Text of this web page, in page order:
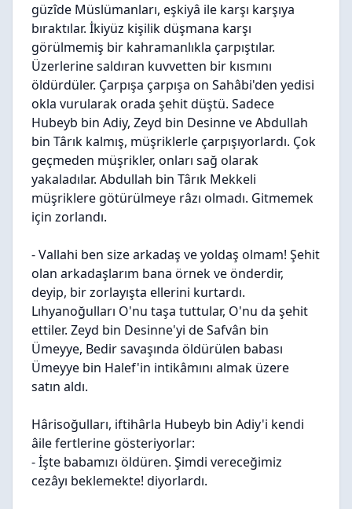
güzîde Müslümanları, eşkiyâ ile karşı karşıya
bıraktılar. İkiyüz kişilik düşmana karşı
görülmemiş bir kahramanlıkla çarpıştılar.
Üzerlerine saldıran kuvvetten bir kısmını
öldürdüler. Çarpışa çarpışa on Sahâbi'den yedisi
okla vurularak orada şehit düştü. Sadece
Hubeyb bin Adiy, Zeyd bin Desinne ve Abdullah
bin Târık kalmış, müşriklerle çarpışıyorlardı. Çok
geçmeden müşrikler, onları sağ olarak
yakaladılar. Abdullah bin Târık Mekkeli
müşriklere götürülmeye râzı olmadı. Gitmemek
için zorlandı.
- Vallahi ben size arkadaş ve yoldaş olmam! Şehit
olan arkadaşlarım bana örnek ve önderdir,
deyip, bir zorlayışta ellerini kurtardı.
Lıhyanoğulları O'nu taşa tuttular, O'nu da şehit
ettiler. Zeyd bin Desinne'yi de Safvân bin
Ümeyye, Bedir savaşında öldürülen babası
Ümeyye bin Halef'in intikâmını almak üzere
satın aldı.
Hârisoğulları, iftihârla Hubeyb bin Adiy'i kendi
âile fertlerine gösteriyorlar:
- İşte babamızı öldüren. Şimdi vereceğimiz
cezâyı beklemekte! diyorlardı.